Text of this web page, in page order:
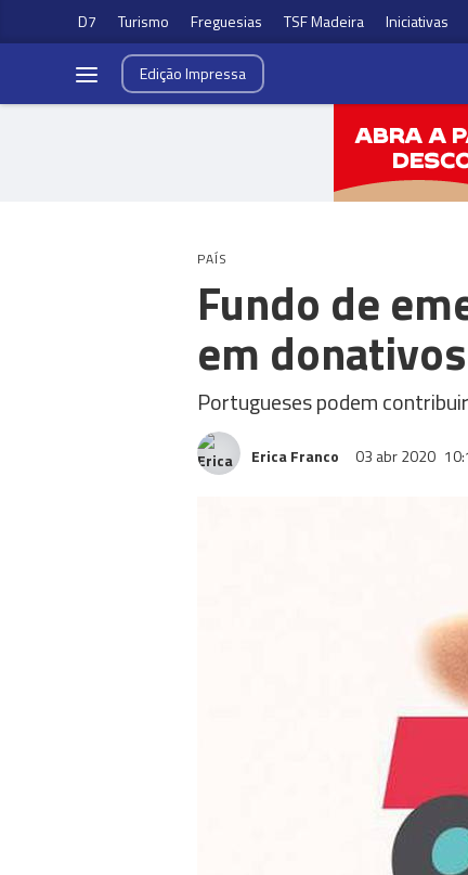
D7 Turismo Freguesias TSF Madeira Iniciativas
EdiçãoImpressa
PAÍS
Fundo de
em donativos
Portugueses podem
Erica Franco 03 abr 2020